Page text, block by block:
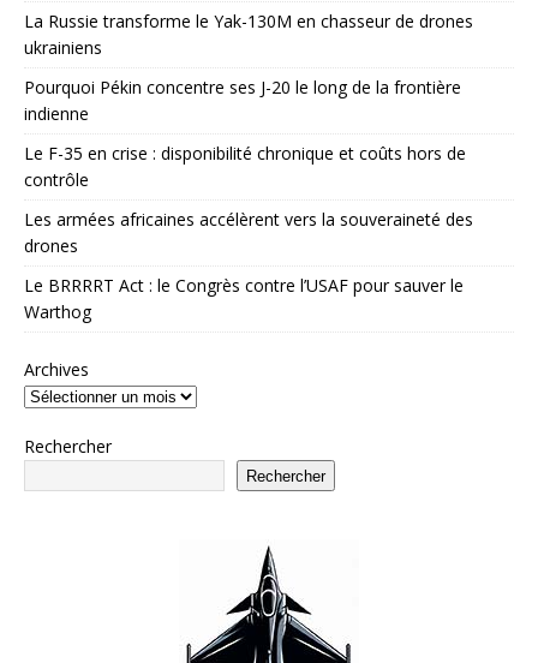
La Russie transforme le Yak-130M en chasseur de drones
ukrainiens
Pourquoi Pékin concentre ses J-20 le long de la frontière
indienne
Le F-35 en crise : disponibilité chronique et coûts hors de
contrôle
Les armées africaines accélèrent vers la souveraineté des
drones
Le BRRRRT Act : le Congrès contre l’USAF pour sauver le
Warthog
Archives
Rechercher
Rechercher